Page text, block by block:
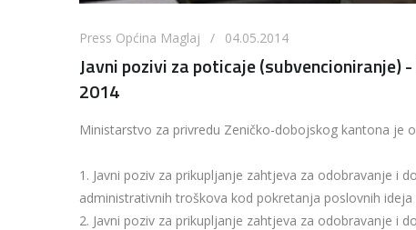
Press Općina Maglaj / 04.05.2014
Javni pozivi za poticaje
2014
Ministarstvo za privredu Zeničko-dobojskog kantona je
1. Javni poziv za prikupljanje zahtjeva za odobravanje i
administrativnih troškova kod pokretanja poslovnih
2. Javni poziv za prikupljanje zahtjeva za odobravanje i